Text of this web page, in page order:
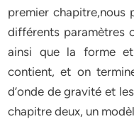
premier chapitre,nous
différents paramètres
ainsi que la forme
contient, et on
d’onde de gravité et
chapitre deux, un